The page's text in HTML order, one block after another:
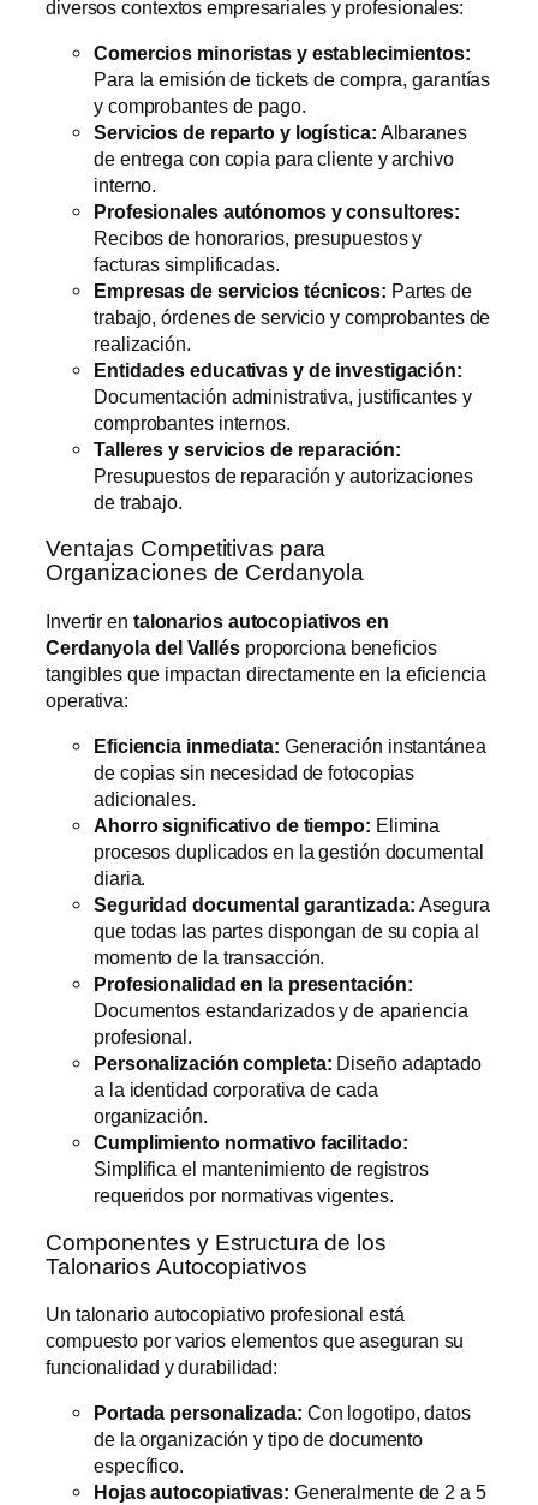
diversos contextos empresariales y profesionales:
Comercios minoristas y establecimientos:
Para la emisión de tickets de compra, garantías
y comprobantes de pago.
Servicios de reparto y logística: Albaranes
de entrega con copia para cliente y archivo
interno.
Profesionales autónomos y consultores:
Recibos de honorarios, presupuestos y
facturas simplificadas.
Empresas de servicios técnicos: Partes de
trabajo, órdenes de servicio y comprobantes de
realización.
Entidades educativas y de investigación:
Documentación administrativa, justificantes y
comprobantes internos.
Talleres y servicios de reparación:
Presupuestos de reparación y autorizaciones
de trabajo.
Ventajas Competitivas para
Organizaciones de Cerdanyola
Invertir en talonarios autocopiativos en
Cerdanyola del Vallésproporciona beneficios
tangibles que impactan directamente en la eficiencia
operativa:
Eficiencia inmediata: Generación instantánea
de copias sin necesidad de fotocopias
adicionales.
Ahorro significativo de tiempo: Elimina
procesos duplicados en la gestión documental
diaria.
Seguridad documental garantizada: Asegura
que todas las partes dispongan de su copia al
momento de la transacción.
Profesionalidad en la presentación:
Documentos estandarizados y de apariencia
profesional.
Personalización completa: Diseño adaptado
a la identidad corporativa de cada
organización.
Cumplimiento normativo facilitado:
Simplifica el mantenimiento de registros
requeridos por normativas vigentes.
Componentes y Estructura de los
Talonarios Autocopiativos
Un talonario autocopiativo profesional está
compuesto por varios elementos que aseguran su
funcionalidad y durabilidad:
Portada personalizada: Con logotipo, datos
de la organización y tipo de documento
específico.
Hojas autocopiativas: Generalmente de 2 a 5